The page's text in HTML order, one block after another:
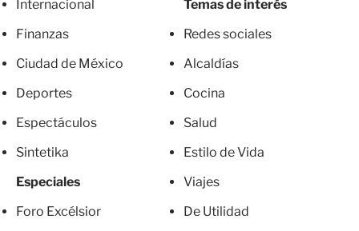
Internacional
Finanzas
Ciudad de México
Deportes
Espectáculos
Sintetika
Especiales
Foro Excélsior
Temas de interés
Redes sociales
Alcaldías
Cocina
Salud
Estilo de Vida
Viajes
De Utilidad